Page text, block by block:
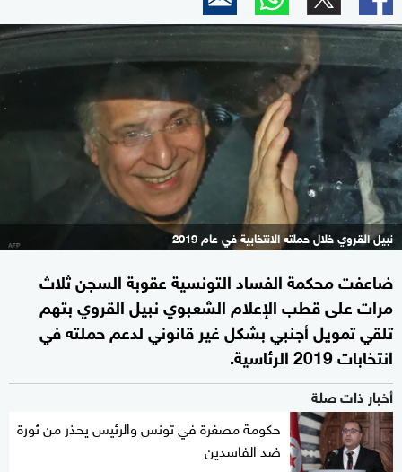
نبيل القروي خلال حملته الانتخابية في عام 2019
ضاعفت محكمة الفساد التونسية عقوبة السجن ثلاث
مرات على قطب الإعلام الشعبوي نبيل القروي بتهم
تلقي تمويل أجنبي بشكل غير قانوني لدعم حملته في
انتخابات 2019 الرئاسية.
أخبار ذات صلة
حكومة مصغرة في تونس والرئيس يحذر من ثورة
ضد الفاسدين